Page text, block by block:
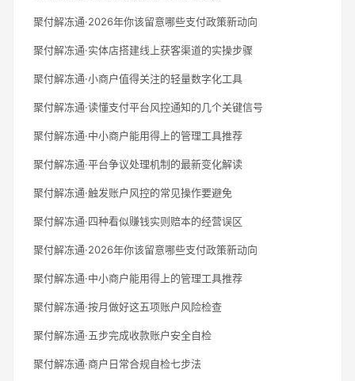
聚付解冻通·2026年你该留意哪些支付政策新动向
聚付解冻通·实体店搭建线上获客渠道的实操步骤
聚付解冻通·小商户值得关注的轻量数字化工具
聚付解冻通·读懂支付平台风控通知的几个关键信号
聚付解冻通·中小商户能用得上的管理工具推荐
聚付解冻通·平台争议处理机制的最新变化解读
聚付解冻通·触发账户风控的常见操作要避免
聚付解冻通·四种看似赚钱实则赔本的经营误区
聚付解冻通·2026年你该留意哪些支付政策新动向
聚付解冻通·中小商户能用得上的管理工具推荐
聚付解冻通·按月做好这五项账户风险检查
聚付解冻通·五步完成收款账户安全自检
聚付解冻通·商户日常合规自检七步法